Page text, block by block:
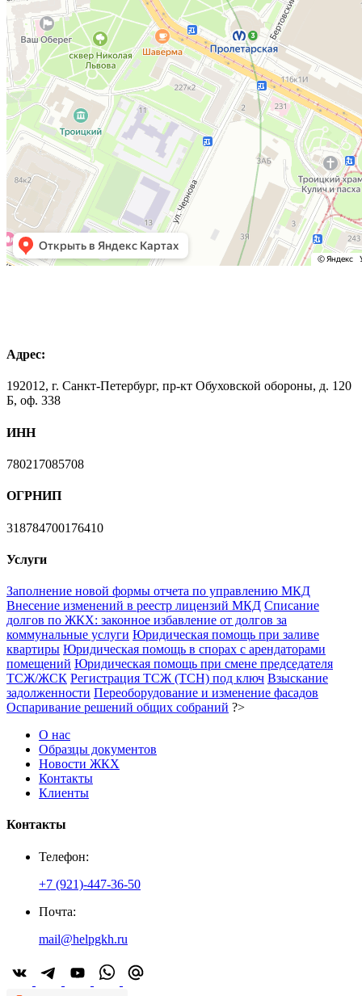
Адрес:
192012, г. Санкт-Петербург, пр-кт Обуховской обороны, д. 120
Б, оф. 338
ИНН
780217085708
ОГРНИП
318784700176410
Услуги
Заполнение новой формы отчета по управлению МКД
Внесение изменений в реестр лицензий МКД Списание
долгов по ЖКХ: законное избавление от долгов за
коммунальные услуги Юридическая помощь при заливе
квартиры Юридическая помощь в спорах с арендаторами
помещений Юридическая помощь при смене председателя
ТСЖ/ЖСК Регистрация ТСЖ (ТСН) под ключ Взыскание
задолженности Переоборудование и изменение фасадов
Оспаривание решений общих собраний ?>
О нас
Образцы документов
Новости ЖКХ
Контакты
Клиенты
Контакты
Телефон:
+7 (921)-447-36-50
Почта:
mail@helpgkh.ru